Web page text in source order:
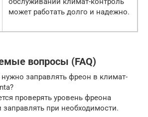
может работать долго и надежно.
вопросы (FAQ)
заправлять фреон в климат-
проверять уровень фреона
при необходимости.